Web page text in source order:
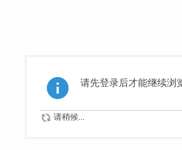
请先登录后才能继续浏
请稍候...